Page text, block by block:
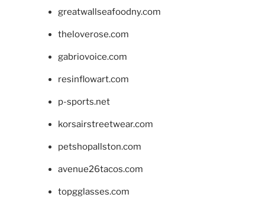
greatwallseafoodny.com
theloverose.com
gabriovoice.com
resinflowart.com
p-sports.net
korsairstreetwear.com
petshopallston.com
avenue26tacos.com
topgglasses.com